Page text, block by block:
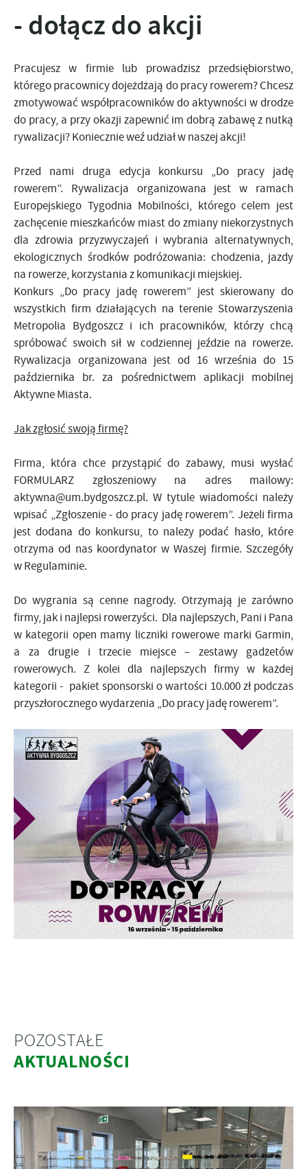
- dołącz do akcji
Pracujesz w firmie lub prowadzisz przedsiębiorstwo,
którego pracownicy dojeżdżają do pracy rowerem? Chcesz
zmotywować współpracowników do aktywności w drodze
do pracy, a przy okazji zapewnić im dobrą zabawę z nutką
rywalizacji? Koniecznie weź udział w naszej akcji!
Przed nami druga edycja konkursu „Do pracy jadę
rowerem”. Rywalizacja organizowana jest w ramach
Europejskiego Tygodnia Mobilności, którego celem jest
zachęcenie mieszkańców miast do zmiany niekorzystnych
dla zdrowia przyzwyczajeń i wybrania alternatywnych,
ekologicznych środków podróżowania: chodzenia, jazdy
na rowerze, korzystania z komunikacji miejskiej.
Konkurs „Do pracy jadę rowerem” jest skierowany do
wszystkich firm działających na terenie Stowarzyszenia
Metropolia Bydgoszcz i ich pracowników, którzy chcą
spróbować swoich sił w codziennej jeździe na rowerze.
Rywalizacja organizowana jest od 16 września do 15
października br. za pośrednictwem aplikacji mobilnej
Aktywne Miasta.
Jak zgłosić swoją firmę?
Firma, która chce przystąpić do zabawy, musi wysłać
FORMULARZ zgłoszeniowy na adres mailowy:
aktywna@um.bydgoszcz.pl. W tytule wiadomości należy
wpisać „Zgłoszenie - do pracy jadę rowerem”. Jeżeli firma
jest dodana do konkursu, to należy podać hasło, które
otrzyma od nas koordynator w Waszej firmie. Szczegóły
wRegulaminie.
Do wygrania są cenne nagrody. Otrzymają je zarówno
firmy, jak i najlepsi rowerzyści. Dla najlepszych, Pani i Pana
w kategorii open mamy liczniki rowerowe marki Garmin,
a za drugie i trzecie miejsce – zestawy gadżetów
rowerowych. Z kolei dla najlepszych firmy w każdej
kategorii - pakiet sponsorski o wartości 10.000 zł podczas
przyszłorocznego wydarzenia „Do pracy jadę rowerem”.
POZOSTAŁE
AKTUALNOŚCI